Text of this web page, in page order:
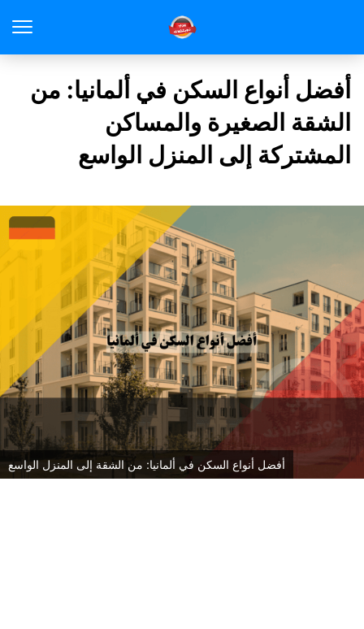
أفضل أنواع السكن في ألمانيا: من
الشقة الصغيرة والمساكن
المشتركة إلى المنزل الواسع
أفضل أنواع السكن في ألمانيا: من الشقة إلى المنزل الواسع